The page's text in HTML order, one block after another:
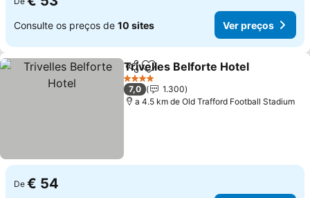
Consulte os preços de 10 sites Ver preços
PartilharAdicionar aos favoritos
Trivelles Belforte Hotel
4 Estrelas
7,0
1.300
a 4.5 km de Old Trafford Football Stadium
De € 54